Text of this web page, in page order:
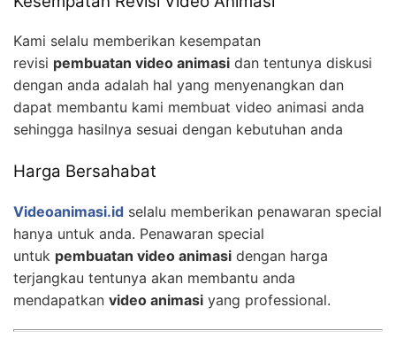
Kami selalu memberikan kesempatan
revisi pembuatan video animasi dan tentunya diskusi
dengan anda adalah hal yang menyenangkan dan
dapat membantu kami membuat video animasi anda
sehingga hasilnya sesuai dengan kebutuhan anda
Harga Bersahabat
Videoanimasi.id selalu memberikan penawaran special
hanya untuk anda. Penawaran special
untuk pembuatan video animasi dengan harga
terjangkau tentunya akan membantu anda
mendapatkan video animasi yang professional.